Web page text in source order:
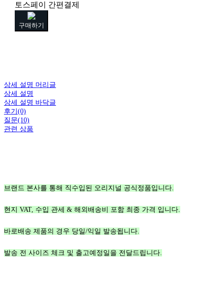
토스페이 간편결제
구매하기
상세 설명 머리글
상세 설명
상세 설명 바닥글
후기(0)
질문(10)
관련 상품
브랜드 본사를 통해 직수입된 오리지널 공식정품입니다.
현지 VAT, 수입 관세 & 해외배송비 포함 최종 가격 입니다.
바로배송 제품의 경우 당일/익일 발송됩니다.
발송 전 사이즈 체크 및 출고예정일을 전달드립니다.